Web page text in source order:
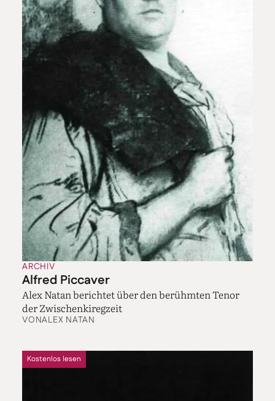
ARCHIV
Alfred Piccaver
Alex Natan berichtet über den berühmten Tenor
der Zwischenkiregzeit
VONALEX NATAN
Kostenlos lesen